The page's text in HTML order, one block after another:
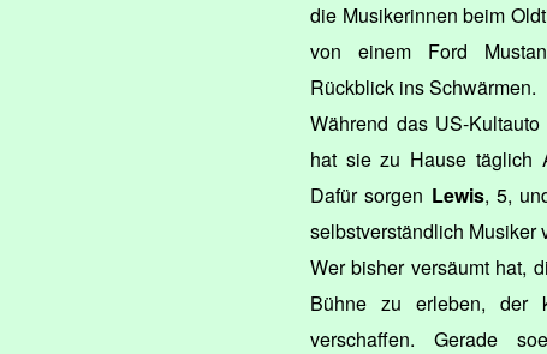
die Musikerinnen beim
von einem Ford
Rückblick ins Schwärmen.
Während das US-
hat sie zu Hause täglich
Dafür sorgen Lewis, 5,
selbstverständlich Musiker
Wer bisher versäumt hat,
Bühne zu erleben, der
verschaffen. Gerade